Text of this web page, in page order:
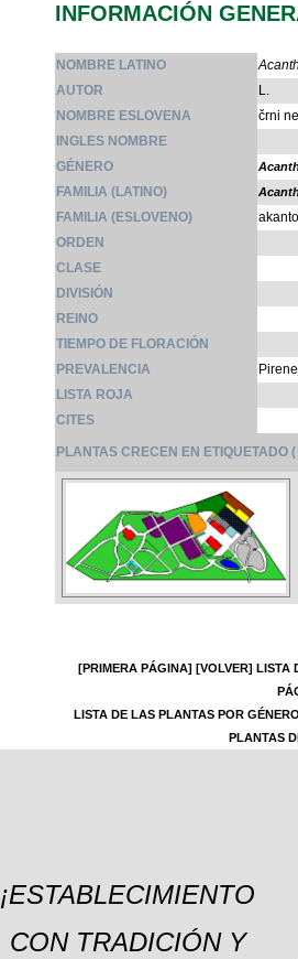
INFORMACIÓN
NOMBRE LATINO
AUTOR
L.
NOMBRE ESLOVENA
črni
INGLES NOMBRE
GÉNERO
FAMILIA (LATINO)
FAMILIA (ESLOVENO)
ORDEN
CLASE
DIVISIÓN
REINO
TIEMPO DE FLORACIÓN
PREVALENCIA
LISTA ROJA
CITES
PLANTAS CRECEN EN ETIQUETADO (
[PRIMERA PÁGINA] [VOLVER] LISTA
LISTA DE LAS PLANTAS POR GÉNERO
PLANTAS
¡ESTABLECIMIENTO
CON TRADICIÓN Y